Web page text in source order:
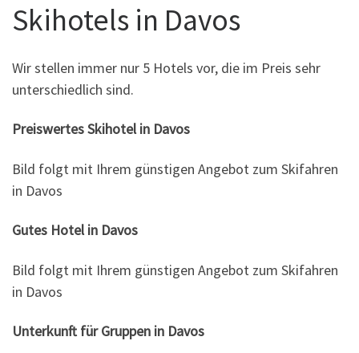
Skihotels in Davos
Wir stellen immer nur 5 Hotels vor, die im Preis sehr
unterschiedlich sind.
Preiswertes Skihotel in Davos
Bild folgt mit Ihrem günstigen Angebot zum Skifahren
in Davos
Gutes Hotel in Davos
Bild folgt mit Ihrem günstigen Angebot zum Skifahren
in Davos
Unterkunft für Gruppen in Davos